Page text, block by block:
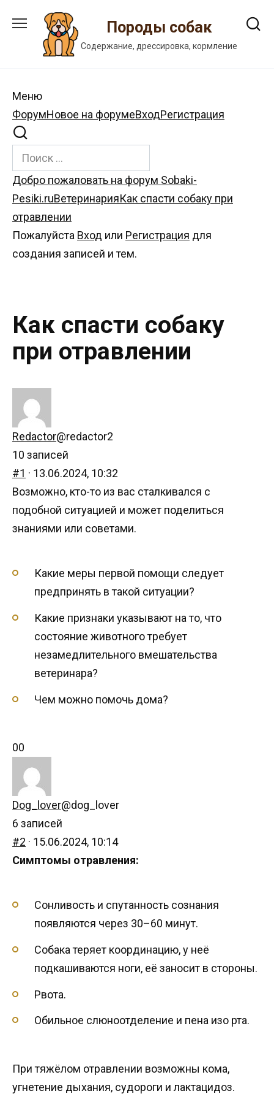
содержанию
Породы собак
Содержание, дрессировка, кормление
Меню
Навигация
Форума
ФорумНовое на форумеВходРегистрация
Форум
breadcrumbs
-
Вы
здесь:
Добро пожаловать на форум Sobaki-
Pesiki.ruВетеринарияКак спасти собаку при
отравлении
Пожалуйста Вход или Регистрация для
создания записей и тем.
Как спасти собаку
при отравлении
Redactor@redactor2
10 записей
#1 · 13.06.2024, 10:32
Возможно, кто-то из вас сталкивался с
подобной ситуацией и может поделиться
знаниями или советами.
Какие меры первой помощи следует
предпринять в такой ситуации?
Какие признаки указывают на то, что
состояние животного требует
незамедлительного вмешательства
ветеринара?
Чем можно помочь дома?
Голосуйте
палец
вниз.
0Голосуйте
палец
вверх.
0
Dog_lover@dog_lover
6 записей
#2 · 15.06.2024, 10:14
Симптомы отравления:
Сонливость и спутанность сознания
появляются через 30–60 минут.
Собака теряет координацию, у неё
подкашиваются ноги, её заносит в стороны.
Рвота.
Обильное слюноотделение и пена изо рта.
При тяжёлом отравлении возможны кома,
угнетение дыхания, судороги и лактацидоз.